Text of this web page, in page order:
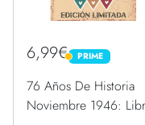
6,99€ PRIME
PRIME
76 Años De Historia
Noviembre 1946: